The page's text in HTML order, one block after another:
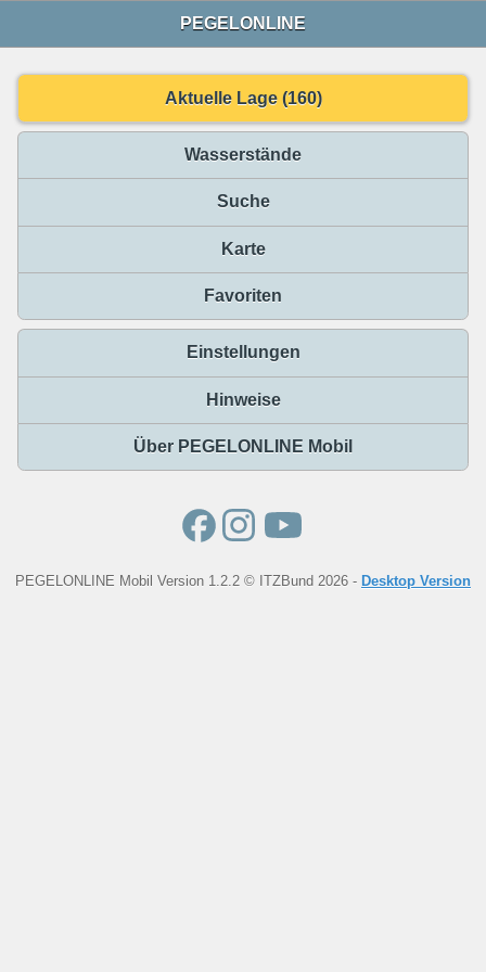
PEGELONLINE
Aktuelle Lage (160)
Wasserstände
Suche
Karte
Favoriten
Einstellungen
Hinweise
Über PEGELONLINE Mobil
PEGELONLINE Mobil Version 1.2.2 © ITZBund 2026 - Desktop Version